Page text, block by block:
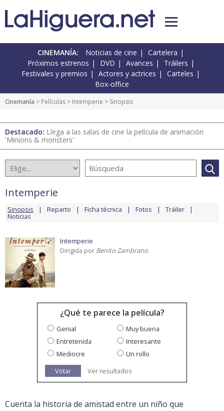
CINEMANÍA: Noticias de cine
Cartelera
Próximos estrenos
DVD Avances
Tráilers
Festivales y premios
Actores y actrices
Carteles
Box-office
Cinemanía > Películas > Intemperie > Sinopsis
Destacado: Llega a las salas de cine la película de animación
'Minions & monsters'
Intemperie
Sinopsis Reparto Ficha técnica Fotos Tráiler
Noticias
Intemperie
Dirigida por Benito Zambrano
¿Qué te parece la película?
Genial
Muy buena
Entretenida
Interesante
Mediocre
Un rollo
Votar
Ver resultados
Cuenta la historia de amistad entre un niño que